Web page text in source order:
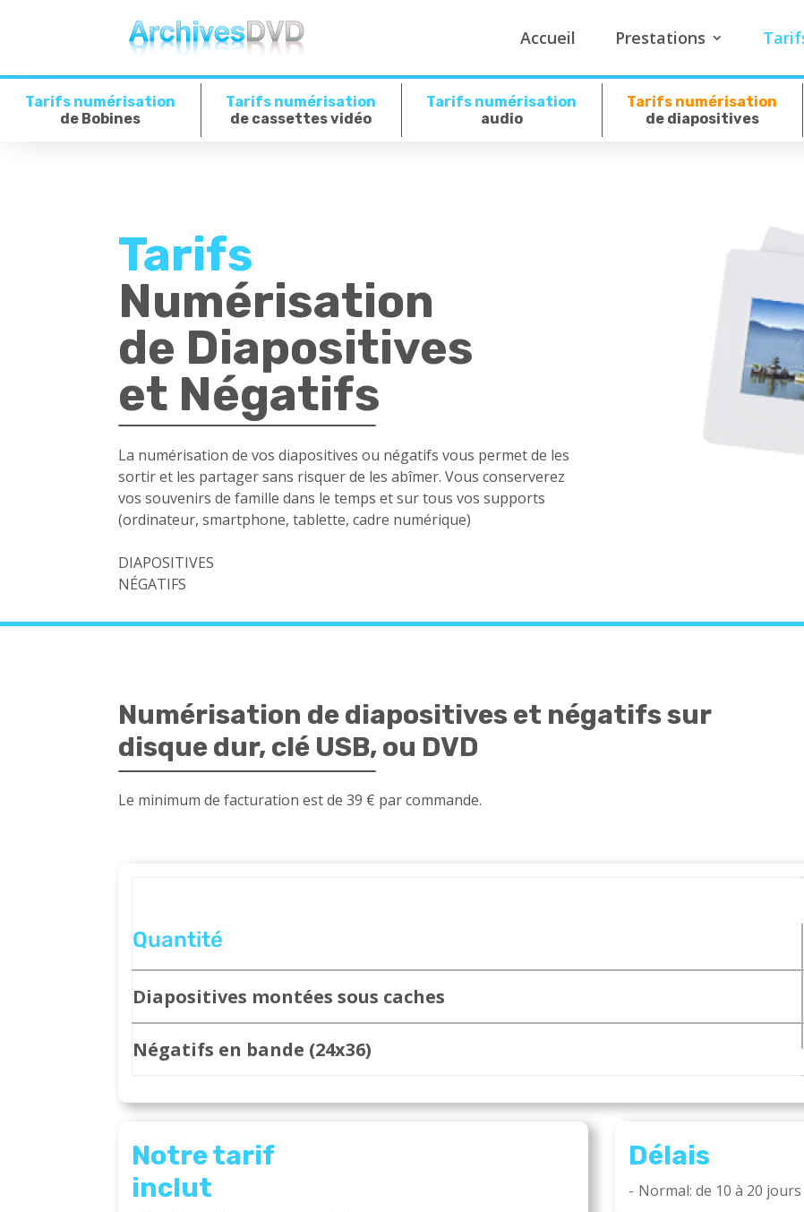
Accueil Prestations
Tarifs numérisation
de Bobines
Tarifs numérisation
de cassettes vidéo
Tarifs numérisation
audio
Tarifs numérisation
de diapositives
Tarifs
Numérisation
de Diapositives
et Négatifs
La numérisation de vos diapositives ou négatifs vous permet de les
sortir et les partager sans risquer de les abîmer. Vous conserverez
vos souvenirs de famille dans le temps et sur tous vos supports
(ordinateur, smartphone, tablette, cadre numérique)
DIAPOSITIVES
NÉGATIFS
Numérisation de diapositives et négatifs sur
disque dur, clé USB, ou DVD
Le minimum de facturation est de 39 € par commande.
Quantité
Diapositives montées sous caches
Négatifs en bande (24x36)
Notre tarif
inclut
Délais
Normal: de 10 à 20 jours